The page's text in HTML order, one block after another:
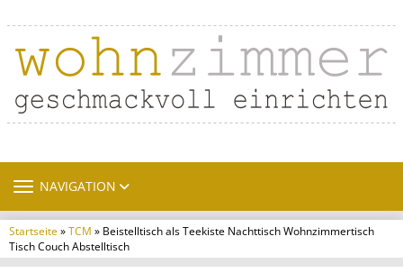
TOGGLE NAVIGATION
NAVIGATION
Startseite»TCM » Beistelltisch als Teekiste Nachttisch Wohnzimmertisch
Tisch Couch Abstelltisch